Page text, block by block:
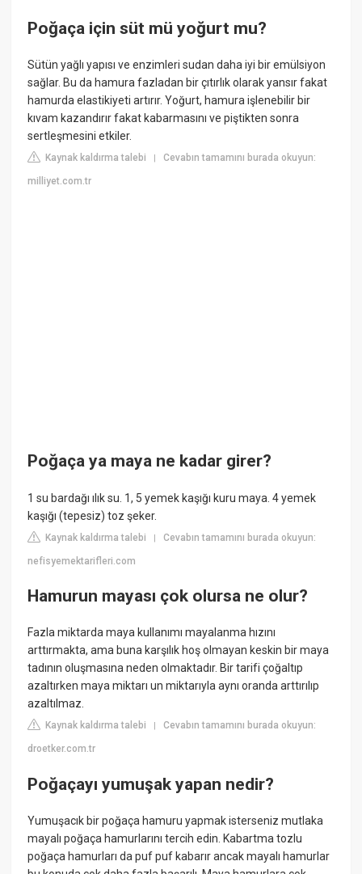
Poğaça için süt mü yoğurt mu?
Sütün yağlı yapısı ve enzimleri sudan daha iyi bir emülsiyon
sağlar. Bu da hamura fazladan bir çıtırlık olarak yansır fakat
hamurda elastikiyeti artırır. Yoğurt, hamura işlenebilir bir
kıvam kazandırır fakat kabarmasını ve piştikten sonra
sertleşmesini etkiler.
Kaynak kaldırma talebi |Cevabın tamamını burada okuyun:
milliyet.com.tr
Poğaça ya maya ne kadar girer?
1 su bardağı ılık su. 1, 5 yemek kaşığı kuru maya. 4 yemek
kaşığı (tepesiz) toz şeker.
Kaynak kaldırma talebi |Cevabın tamamını burada okuyun:
nefisyemektarifleri.com
Hamurun mayası çok olursa ne olur?
Fazla miktarda maya kullanımı mayalanma hızını
arttırmakta, ama buna karşılık hoş olmayan keskin bir maya
tadının oluşmasına neden olmaktadır. Bir tarifi çoğaltıp
azaltırken maya miktarı un miktarıyla aynı oranda arttırılıp
azaltılmaz.
Kaynak kaldırma talebi |Cevabın tamamını burada okuyun:
droetker.com.tr
Poğaçayı yumuşak yapan nedir?
Yumuşacık bir poğaça hamuru yapmak isterseniz mutlaka
mayalı poğaça hamurlarını tercih edin. Kabartma tozlu
poğaça hamurları da puf puf kabarır ancak mayalı hamurlar